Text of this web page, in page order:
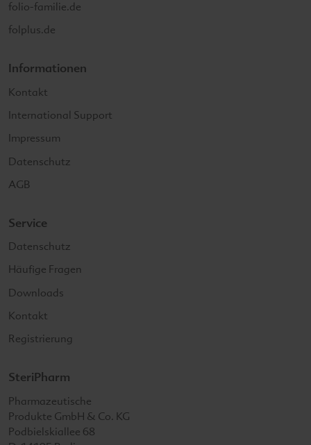
folio-familie.de
folplus.de
Informationen
Kontakt
International Support
Impressum
Datenschutz
AGB
Service
Datenschutz
Häufige Fragen
Downloads
Kontakt
Registrierung
SteriPharm
SteriPharm
Pharmazeutische
Produkte GmbH & Co. KG
Podbielskiallee 68